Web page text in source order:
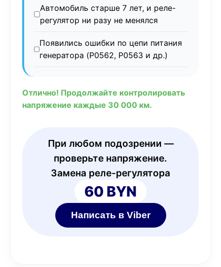
Автомобиль старше 7 лет, и реле-
регулятор ни разу не менялся
Появились ошибки по цепи питания
генератора (P0562, P0563 и др.)
Отлично! Продолжайте контролировать
напряжение каждые 30 000 км.
При любом подозрении —
проверьте напряжение.
Замена реле-регулятора
60 BYN
Написать в Viber